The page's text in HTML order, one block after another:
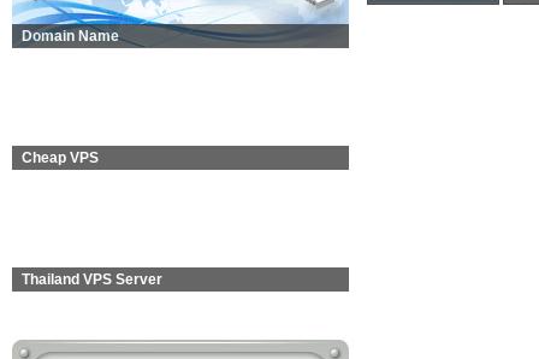
Domain Name
Cheap VPS
Thailand VPS Server